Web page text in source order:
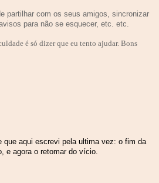
partilhar com os seus amigos, sincronizar
para não se esquecer, etc. etc.
é só dizer que eu tento ajudar. Bons
que aqui escrevi pela ultima vez: o fim da
e agora o retomar do vício.